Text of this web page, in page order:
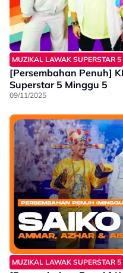
MUZIKAL LAWAK SUPERSTAR 5
[Persembahan Penuh]
Superstar 5 Minggu 5
09/11/2025
MUZIKAL LAWAK SUPERSTAR 5